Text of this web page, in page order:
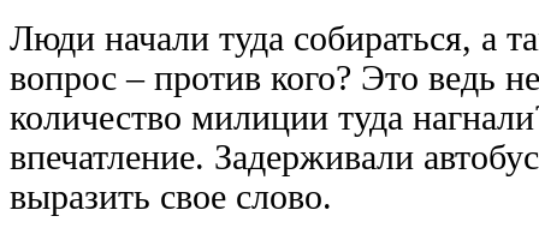
Люди начали туда собираться, а
вопрос – против кого? Это ведь
количество милиции туда
впечатление. Задерживали
выразить свое слово.